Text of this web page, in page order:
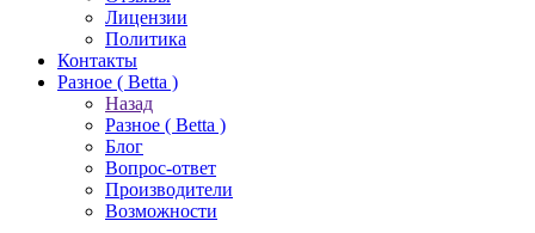
Лицензии
Политика
Контакты
Разное ( Betta )
Назад
Разное ( Betta )
Блог
Вопрос-ответ
Производители
Возможности